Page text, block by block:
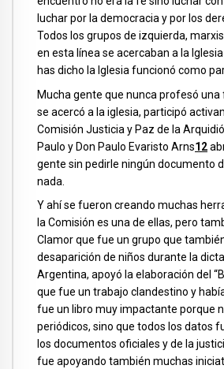
luchar por la democracia y por los
Todos los grupos de izquierda,
en esta línea se acercaban a la
has dicho la Iglesia funcionó como
Mucha gente que nunca profesó una
se acercó a la iglesia, participó
Comisión Justicia y Paz de la
Paulo y Don Paulo Evaristo Arns12
gente sin pedirle ningún documento
nada.
Y ahí se fueron creando muchas
la Comisión es una de ellas, pero
Clamor que fue un grupo que
desaparición de niños durante la
Argentina, apoyó la elaboración del
que fue un trabajo clandestino y
fue un libro muy impactante porque
periódicos, sino que todos los datos
los documentos oficiales y de la
fue apoyando también muchas